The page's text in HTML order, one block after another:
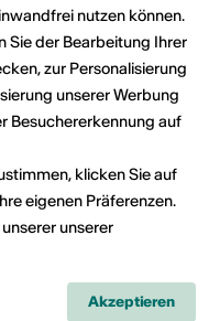
03
nutzen können.
Sie der Bearbeitung Ihrer
zur Personalisierung
unserer Werbung
Besuchererkennung auf
klicken Sie auf
eigenen Präferenzen.
unserer
Akzeptieren